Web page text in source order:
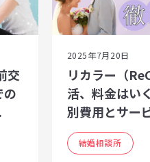
交
の
2025年7月20日
リカラー（
活、料金はい
別費用とサー
結婚相談所